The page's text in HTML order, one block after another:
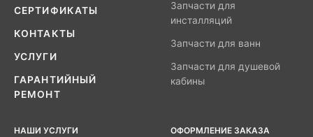
СЕРТИФИКАТЫ
КОНТАКТЫ
УСЛУГИ
ГАРАНТИЙНЫЙ
РЕМОНТ
Запчасти для
инсталляций
Запчасти для ванн
Запчасти для душевой
кабины
НАШИ УСЛУГИ ОФОРМЛЕНИЕ ЗАКАЗА